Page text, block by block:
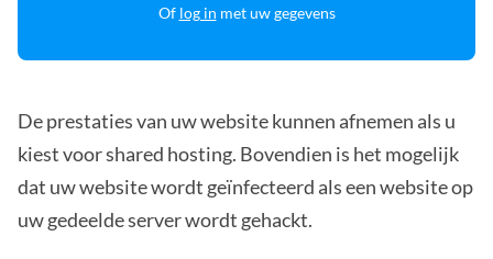
Of log in met uw gegevens
De prestaties van uw website kunnen afnemen als u
kiest voor shared hosting. Bovendien is het mogelijk
dat uw website wordt geïnfecteerd als een website op
uw gedeelde server wordt gehackt.